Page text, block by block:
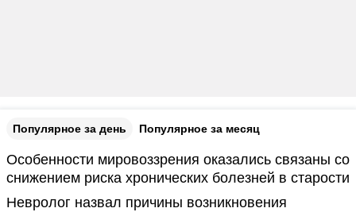
Популярное за день Популярное за месяц
Особенности мировоззрения оказались связаны со
снижением риска хронических болезней в старости
Невролог назвал причины возникновения